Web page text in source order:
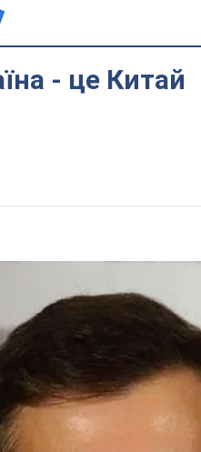
- це Китай